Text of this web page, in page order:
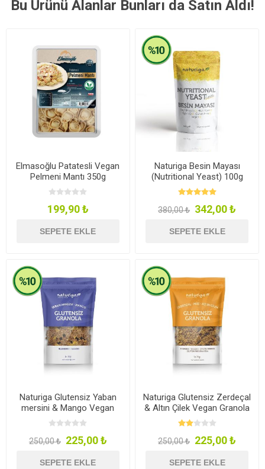
Bu Ürünü Alanlar Bunları da Satın Aldı!
Elmasoğlu Patatesli Vegan
Pelmeni Mantı 350g
199,90 ₺
SEPETE EKLE
Naturiga Besin Mayası
(Nutritional Yeast) 100g
380,00 ₺ 342,00 ₺
SEPETE EKLE
Naturiga Glutensiz Yaban
mersini & Mango Vegan
Granola 250g
250,00 ₺ 225,00 ₺
SEPETE EKLE
Naturiga Glutensiz Zerdeçal
& Altın Çilek Vegan Granola
250g
250,00 ₺ 225,00 ₺
SEPETE EKLE